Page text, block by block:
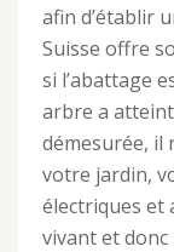
afin d’établir
Suisse offre
si l’abattage
arbre a
démesurée, il
votre jardin,
électriques et
vivant et